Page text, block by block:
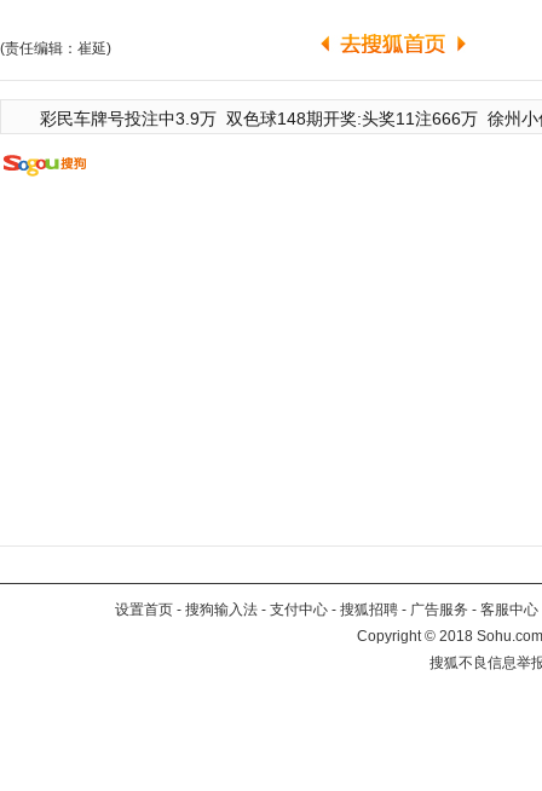
(责任编辑：崔延)
彩民车牌号投注中3.9万 双色球148期开奖:头奖11注666万 徐州
设置首页 - 搜狗输入法 - 支付中心 - 搜狐招聘 - 广告服务 - 客服中心
Copyright©2018
搜狐不良信息举